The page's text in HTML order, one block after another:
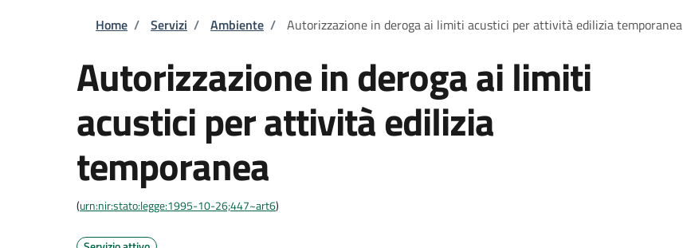
Briciole di pane
Home / Servizi / Ambiente / Autorizzazione in deroga ai limiti acustici per attività edilizia temporanea
Autorizzazione in deroga ai limiti
acustici per attività edilizia
temporanea
(urn:nir:stato:legge:1995-10-26;447~art6)